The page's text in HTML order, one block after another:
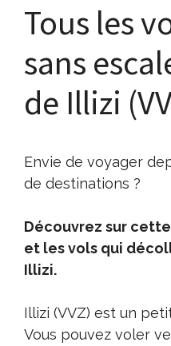
Tous les
sans
de Illizi
Envie de voyager
de destinations ?
Découvrez sur
et les vols qui
Illizi.
Illizi (VVZ) est un
Vous pouvez voler